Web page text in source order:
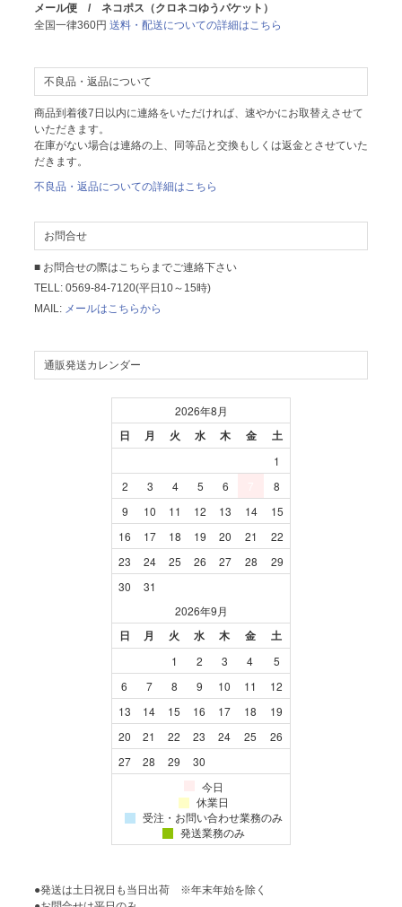
メール便 / ネコポス（クロネコゆうパケット）
全国一律360円 送料・配送についての詳細はこちら
不良品・返品について
商品到着後7日以内に連絡をいただければ、速やかにお取替えさせて
いただきます。
在庫がない場合は連絡の上、同等品と交換もしくは返金とさせていた
だきます。
不良品・返品についての詳細はこちら
お問合せ
■ お問合せの際はこちらまでご連絡下さい
TELL: 0569-84-7120(平日10～15時)
MAIL: メールはこちらから
通販発送カレンダー
●発送は土日祝日も当日出荷 ※年末年始を除く